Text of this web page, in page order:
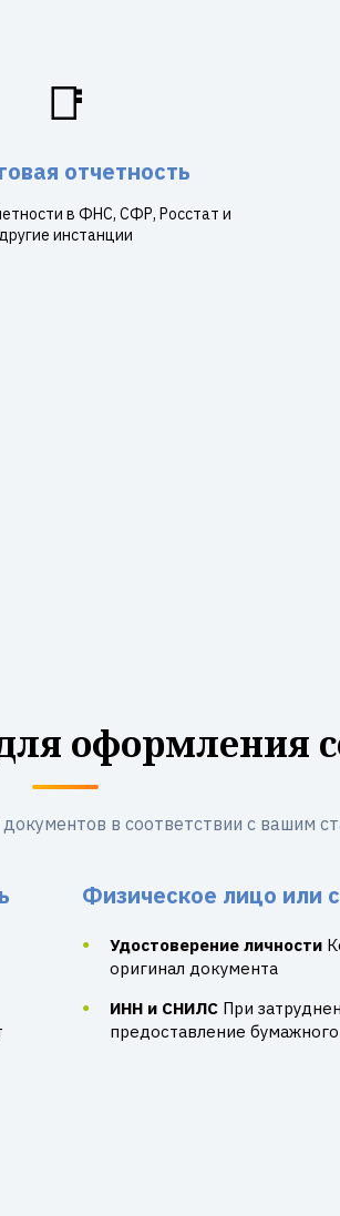
📑
отчетность
в ФНС, СФР, Росстат и
инстанции
оформления
в соответствии с вашим
Физическое лицо или
Удостоверение личности
оригинал документа
ИНН и СНИЛС При
предоставление